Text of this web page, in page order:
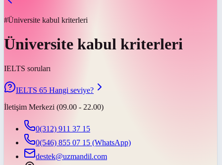
#Üniversite kabul kriterleri
Üniversite kabul kriterleri
IELTS soruları
IELTS 65 Hangi seviye?
İletişim Merkezi (09.00 - 22.00)
0(312) 911 37 15
0(546) 855 07 15 (WhatsApp)
destek@uzmandil.com